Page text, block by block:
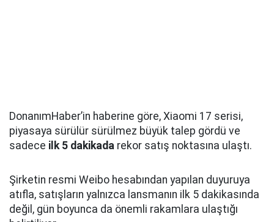
DonanımHaber’in haberine göre, Xiaomi 17 serisi,
piyasaya sürülür sürülmez büyük talep gördü ve
sadece ilk 5 dakikada rekor satış noktasına ulaştı.
Şirketin resmi Weibo hesabından yapılan duyuruya
atıfla, satışların yalnızca lansmanın ilk 5 dakikasında
değil, gün boyunca da önemli rakamlara ulaştığı